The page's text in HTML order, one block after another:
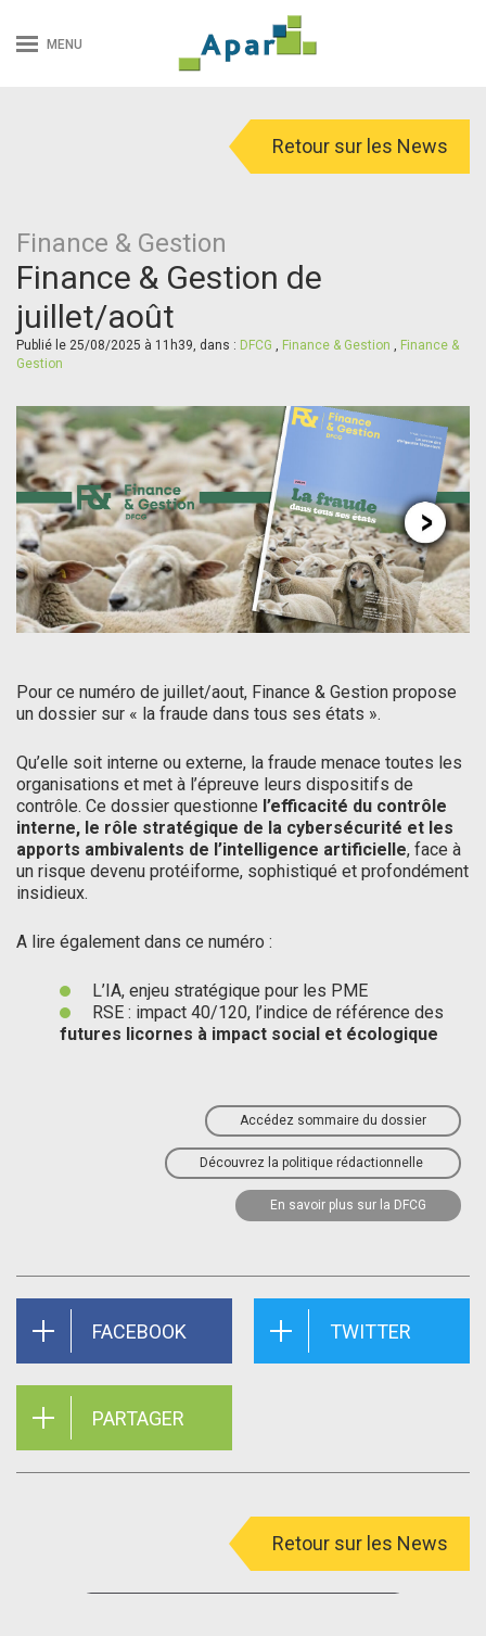
MENU
Retour sur les News
Finance & Gestion
Finance & Gestion de
juillet/août
Publié le 25/08/2025 à 11h39, dans : DFCG , Finance & Gestion , Finance &
Gestion
Pour ce numéro de juillet/aout, Finance & Gestion propose
un dossier sur « la fraude dans tous ses états ».
Qu’elle soit interne ou externe, la fraude menace toutes les
organisations et met à l’épreuve leurs dispositifs de
contrôle. Ce dossier questionne l’efficacité du contrôle
interne, le rôle stratégique de la cybersécurité et les
apports ambivalents de l’intelligence artificielle, face à
un risque devenu protéiforme, sophistiqué et profondément
insidieux.
A lire également dans ce numéro :
L’IA, enjeu stratégique pour les PME
RSE : impact 40/120, l’indice de référence des
futures licornes à impact social et écologique
Accédez sommaire du dossier
Découvrez la politique rédactionnelle
En savoir plus sur la DFCG
FACEBOOK TWITTER
PARTAGER
Retour sur les News